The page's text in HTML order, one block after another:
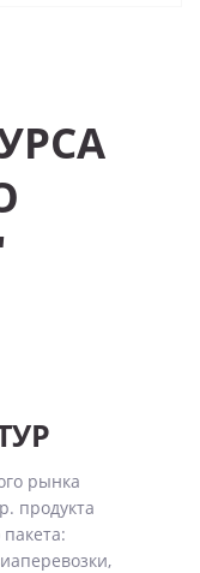
рынка
продукта
пакета: